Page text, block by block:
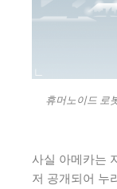
휴머노이드 로
사실 아메카는
저 공개되어 누